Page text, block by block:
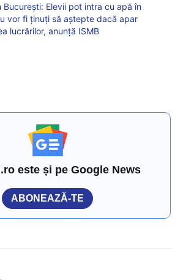
București: Elevii pot intra cu apă în
vor fi ținuți să aștepte dacă apar
lucrărilor, anunță ISMB
este și pe Google News
ABONEAZĂ-TE